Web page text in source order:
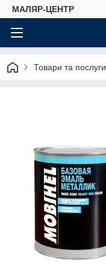
МАЛЯР-ЦЕНТР
Товари та послуги